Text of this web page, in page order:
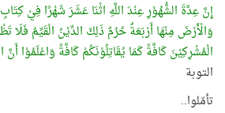
إِنَّ عِدَّةَ الشُّهُوْرِ عِنْدَ اللَّهِ اثْنَا عَشَرَ شَهْرًا فِيْ
وَالْأَرْضَ مِنْهَا أَرْبَعَةٌ حُرُمٌ ذَلِكَ الدِّيْنُ الْقَيِّمُ فَلَا
الْمُشْرِكِيْنَ كَافَّةً كَمَا يُقَاتِلُوْنَكُمْ كَافَّةً وَاعْلَمُوْا أَنَّ
التوبة
تأمّلوا..